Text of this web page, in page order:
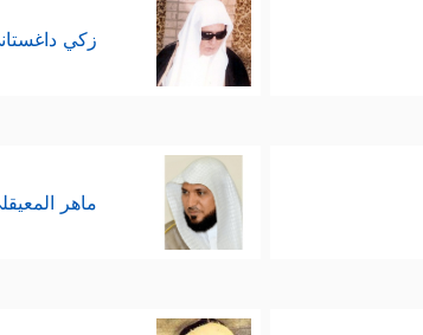
زكي
ماهر